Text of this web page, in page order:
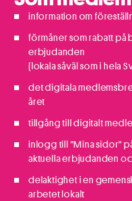
information om
förmåner som rabatt på
erbjudanden
(lokala såväl som i hela
det digitala
året
tillgång till digitalt
inlogg till ”Mina sidor”
aktuella erbjudanden
delaktighet i en
arbetet lokalt